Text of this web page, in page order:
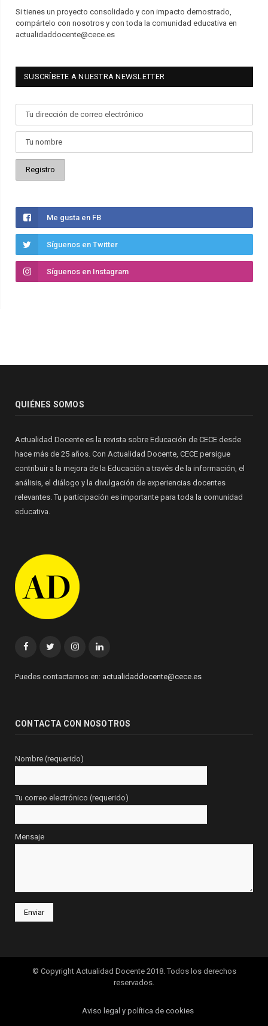
Si tienes un proyecto consolidado y con impacto demostrado,
compártelo con nosotros y con toda la comunidad educativa en
actualidaddocente@cece.es
SUSCRÍBETE A NUESTRA NEWSLETTER
Me gusta en FB
Síguenos en Twitter
Síguenos en Instagram
QUIÉNES SOMOS
Actualidad Docente es la revista sobre Educación de CECE desde
hace más de 25 años. Con Actualidad Docente, CECE persigue
contribuir a la mejora de la Educación a través de la información, el
análisis, el diálogo y la divulgación de experiencias docentes
relevantes. Tu participación es importante para toda la comunidad
educativa.
FacebookTwitterInstagramLinkedin
Puedes contactarnos en: actualidaddocente@cece.es
CONTACTA CON NOSOTROS
Nombre (requerido)
Tu correo electrónico (requerido)
Mensaje
© Copyright Actualidad Docente 2018. Todos los derechos
reservados.
Aviso legal y política de cookies